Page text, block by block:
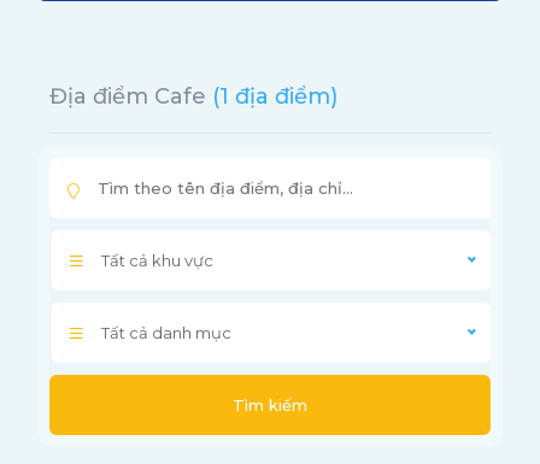
Địa điểm Cafe (1 địa điểm)
Tất cả khu vực
Tất cả danh mục
Tìm kiếm